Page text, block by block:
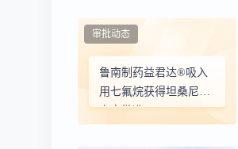
鲁南制药益君达®吸入
用七氟烷获得坦桑尼亚
上市批准
审批动态